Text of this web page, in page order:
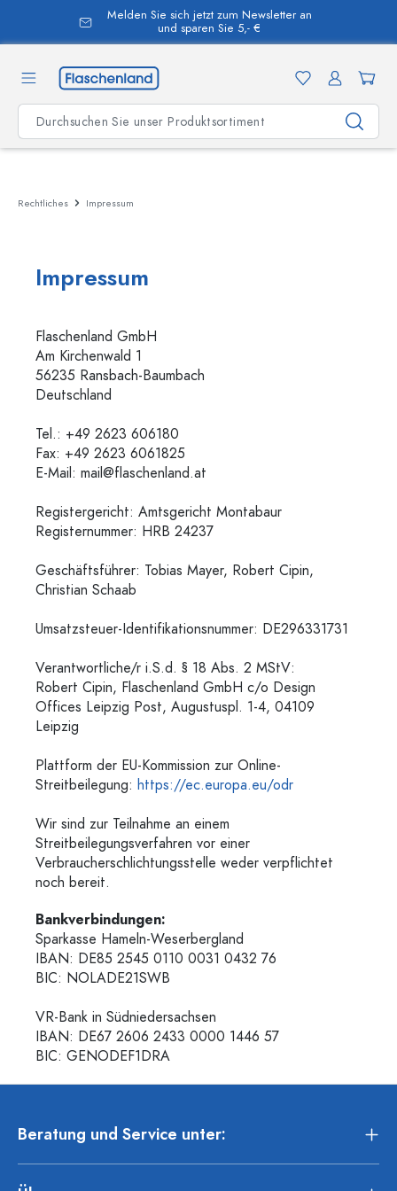
springen
Melden Sie sich jetzt zum Newsletter an
und sparen Sie 5,- €
Rechtliches Impressum
Impressum
Flaschenland GmbH
Am Kirchenwald 1
56235 Ransbach-Baumbach
Deutschland
Tel.: ‭+49 2623 606180
Fax: +49 2623 6061825
E-Mail: mail@flaschenland.at
Registergericht: Amtsgericht Montabaur
Registernummer: HRB 24237
Geschäftsführer: Tobias Mayer, Robert Cipin,
Christian Schaab
Umsatzsteuer-Identifikationsnummer: DE296331731
Verantwortliche/r i.S.d. § 18 Abs. 2 MStV:
Robert Cipin, Flaschenland GmbH c/o Design
Offices Leipzig Post, Augustuspl. 1-4, 04109
Leipzig
Plattform der EU-Kommission zur Online-
Streitbeilegung: https://ec.europa.eu/odr
Wir sind zur Teilnahme an einem
Streitbeilegungsverfahren vor einer
Verbraucherschlichtungsstelle weder verpflichtet
noch bereit.
Bankverbindungen:
Sparkasse Hameln-Weserbergland
IBAN: DE85 2545 0110 0031 0432 76
BIC: NOLADE21SWB
VR-Bank in Südniedersachsen
IBAN: DE67 2606 2433 0000 1446 57
BIC: GENODEF1DRA
Beratung und Service unter: